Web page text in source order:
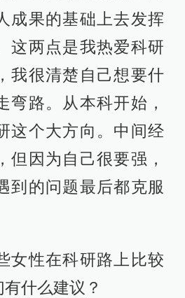
成果的基础上去发挥
这两点是我热爱科研
我很清楚自己想要什
弯路。从本科开始，
这个大方向。中间经
但因为自己很要强，
到的问题最后都克服
女性在科研路上比较
什么建议？